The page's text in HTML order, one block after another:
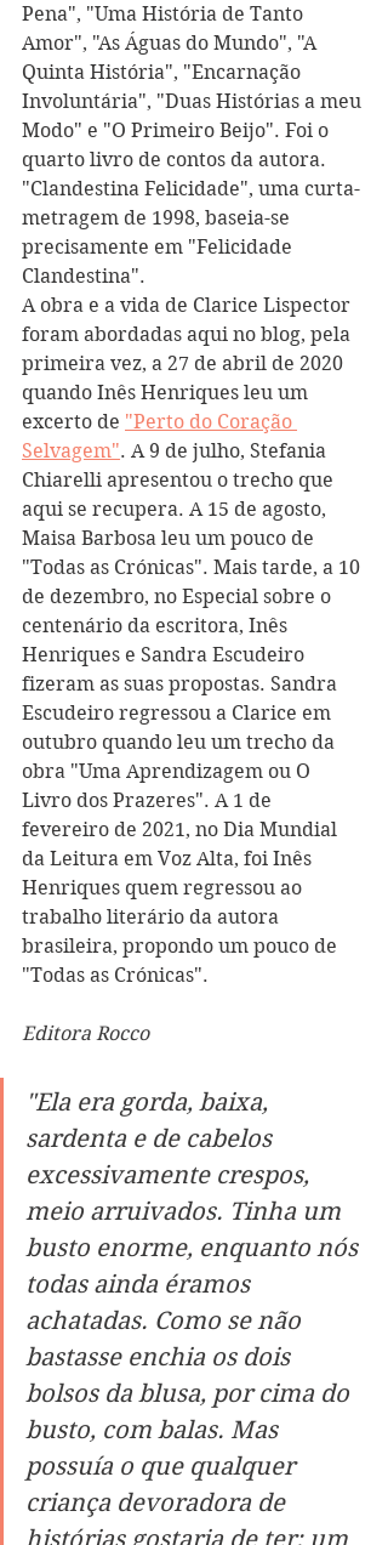
Pena", "Uma História de Tanto
Amor", "As Águas do Mundo", "A
Quinta História", "Encarnação
Involuntária", "Duas Histórias a meu
Modo" e "O Primeiro Beijo". Foi o
quarto livro de contos da autora.
"Clandestina Felicidade", uma curta-
metragem de 1998, baseia-se
precisamente em "Felicidade
Clandestina".
A obra e a vida de Clarice Lispector
foram abordadas aqui no blog, pela
primeira vez, a 27 de abril de 2020
quando Inês Henriques leu um
excerto de "Perto do Coração
Selvagem". A 9 de julho, Stefania
Chiarelli apresentou o trecho que
aqui se recupera. A 15 de agosto,
Maisa Barbosa leu um pouco de
"Todas as Crónicas". Mais tarde, a 10
de dezembro, no Especial sobre o
centenário da escritora, Inês
Henriques e Sandra Escudeiro
fizeram as suas propostas. Sandra
Escudeiro regressou a Clarice em
outubro quando leu um trecho da
obra "Uma Aprendizagem ou O
Livro dos Prazeres". A 1 de
fevereiro de 2021, no Dia Mundial
da Leitura em Voz Alta, foi Inês
Henriques quem regressou ao
trabalho literário da autora
brasileira, propondo um pouco de
"Todas as Crónicas".
Editora Rocco
"Ela era gorda, baixa,
sardenta e de cabelos
excessivamente crespos,
meio arruivados. Tinha um
busto enorme, enquanto nós
todas ainda éramos
achatadas. Como se não
bastasse enchia os dois
bolsos da blusa, por cima do
busto, com balas. Mas
possuía o que qualquer
criança devoradora de
histórias gostaria de ter: um